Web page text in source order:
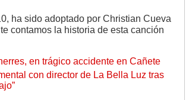
ha sido adoptado por Christian Cueva
contamos la historia de esta canción
en trágico accidente en Cañete
con director de La Bella Luz tras